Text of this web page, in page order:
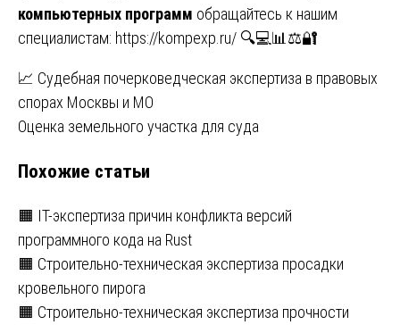
компьютерных программ обращайтесь к нашим
специалистам: https://kompexp.ru/ 🔍💻📊⚖️🔐
Навигация
по
📈 Судебная почерковедческая экспертиза в правовых
спорах Москвы и МО
Оценка земельного участка для суда
Похожие статьи
🟧 IT-экспертиза причин конфликта версий
программного кода на Rust
🟧 Строительно-техническая экспертиза просадки
кровельного пирога
🟧 Строительно-техническая экспертиза прочности